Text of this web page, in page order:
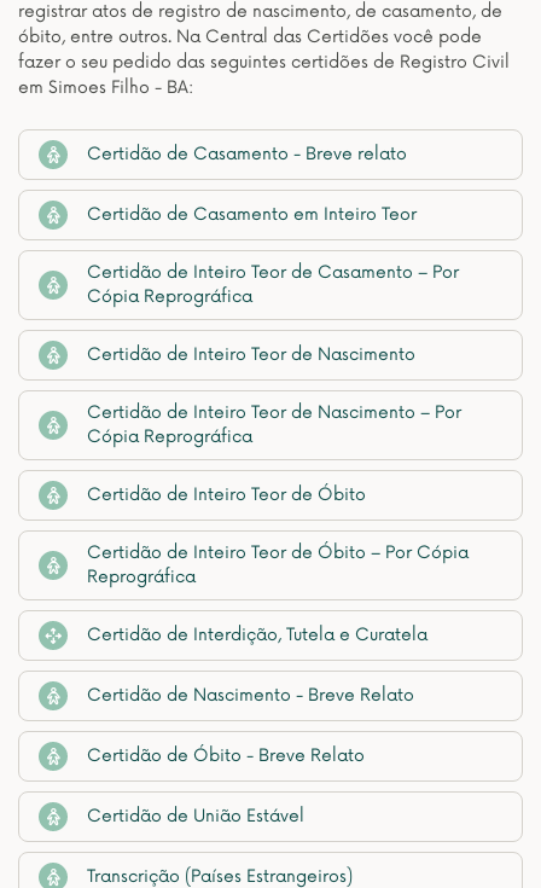
registrar atos de registro de nascimento, de casamento, de
óbito, entre outros. Na Central das Certidões você pode
fazer o seu pedido das seguintes certidões de Registro Civil
em Simoes Filho - BA:
Certidão de Casamento - Breve relato
Certidão de Casamento em Inteiro Teor
Certidão de Inteiro Teor de Casamento – Por
Cópia Reprográfica
Certidão de Inteiro Teor de Nascimento
Certidão de Inteiro Teor de Nascimento – Por
Cópia Reprográfica
Certidão de Inteiro Teor de Óbito
Certidão de Inteiro Teor de Óbito – Por Cópia
Reprográfica
Certidão de Interdição, Tutela e Curatela
Certidão de Nascimento - Breve Relato
Certidão de Óbito - Breve Relato
Certidão de União Estável
Transcrição (Países Estrangeiros)